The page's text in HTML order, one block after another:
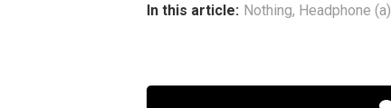
In this article: Nothing, Headphone (a)